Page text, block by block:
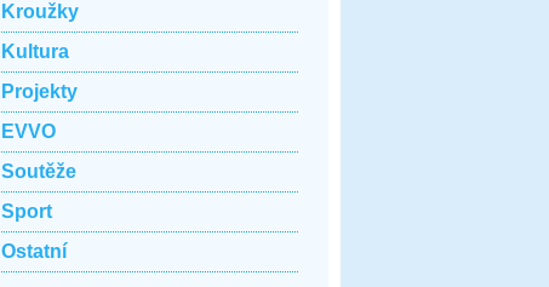
Kroužky
Kultura
Projekty
EVVO
Soutěže
Sport
Ostatní